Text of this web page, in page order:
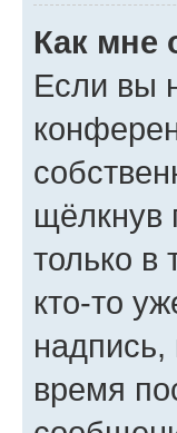
Как мне
Если вы
щёлкнув
только в
кто-то
надпись,
время